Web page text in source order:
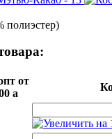
полиэстер)
от
a